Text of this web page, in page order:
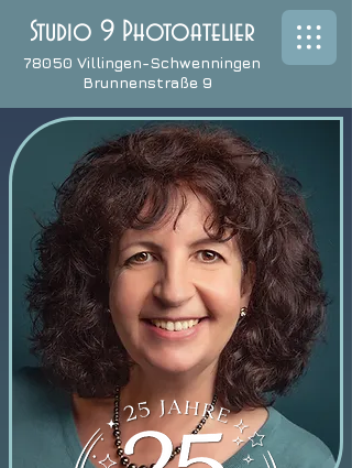
Studio 9 Photoatelier
78050 Villingen-Schwenningen
Brunnenstraße 9